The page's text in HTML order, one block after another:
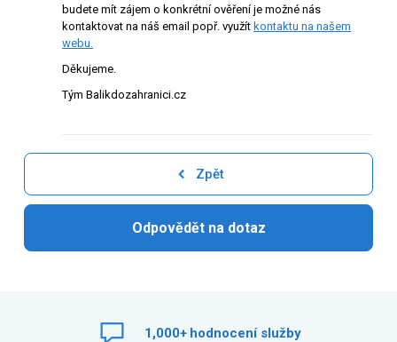
budete mít zájem o konkrétní ověření je možné nás
kontaktovat na náš email popř. využít kontaktu na našem
webu.
Děkujeme.
Tým Balikdozahranici.cz
Zpět
Odpovědět na dotaz
1,000+ hodnocení služby